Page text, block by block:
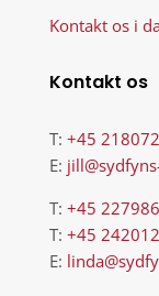
Kontakt os i
Kontakt os
T: +45
E:
T: +45
T: +45
E: